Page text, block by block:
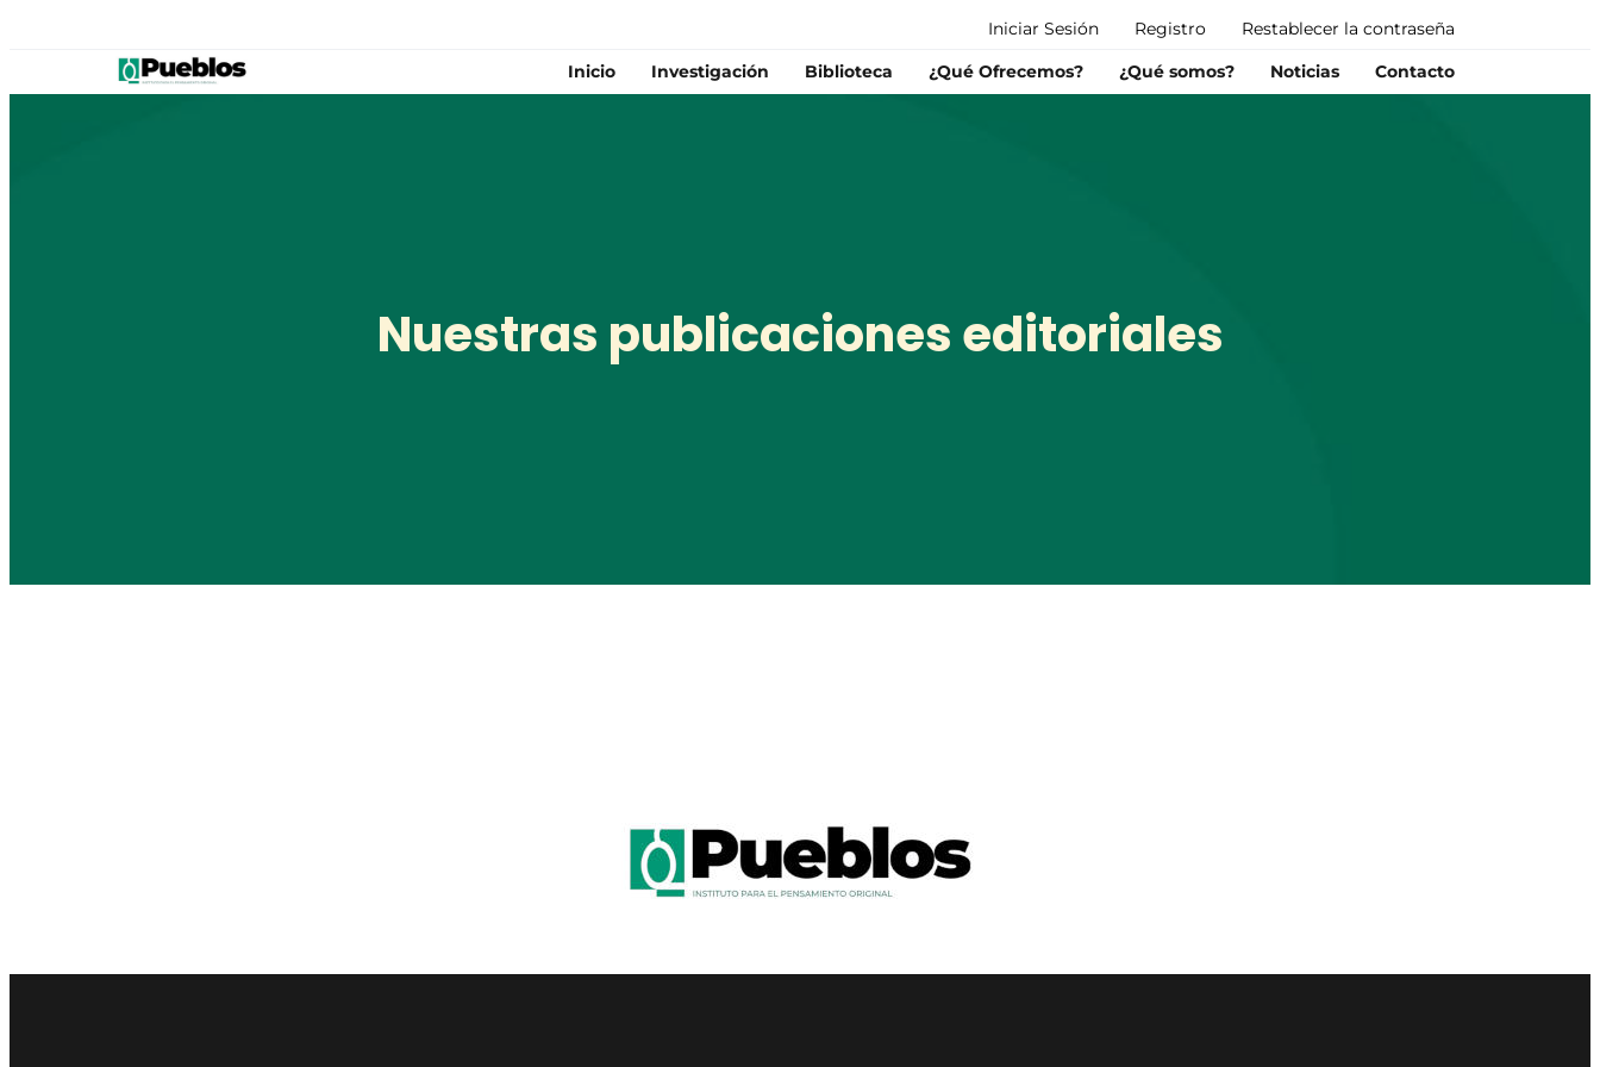
Iniciar Sesión Registro Restablecer la contraseña
Inicio Investigación Biblioteca ¿Qué Ofrecemos? ¿Qué somos? Noticias Contacto
Nuestras publicaciones editoriales